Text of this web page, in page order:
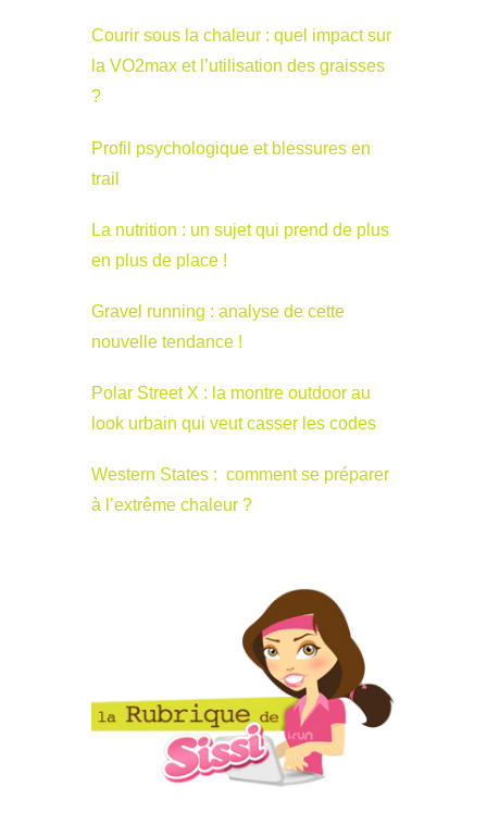
Courir sous la chaleur : quel impact sur
la VO2max et l’utilisation des graisses
?
Profil psychologique et blessures en
trail
La nutrition : un sujet qui prend de plus
en plus de place !
Gravel running : analyse de cette
nouvelle tendance !
Polar Street X : la montre outdoor au
look urbain qui veut casser les codes
Western States : comment se préparer
à l’extrême chaleur ?